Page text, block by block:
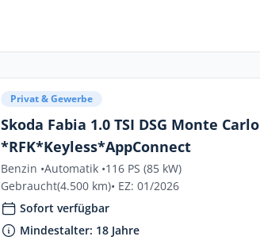
Privat & Gewerbe
Skoda Fabia 1.0 TSI DSG Monte Carlo
*RFK*Keyless*AppConnect
Benzin •Automatik •116 PS (85 kW)
Gebraucht(4.500 km)• EZ: 01/2026
Sofort verfügbar
Mindestalter: 18 Jahre